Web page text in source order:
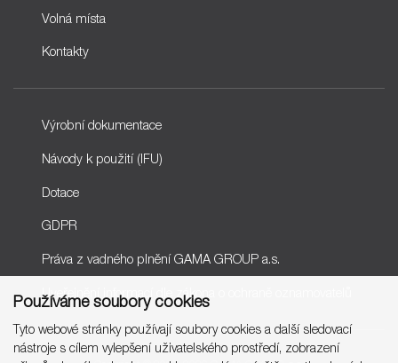
Používáme soubory cookies
Tyto webové stránky používají soubory cookies a další sledovací
nástroje s cílem vylepšení uživatelského prostředí, zobrazení
Volná místa
Kontakty
Výrobní dokumentace
Návody k použití (IFU)
Dotace
GDPR
Práva z vadného plnění GAMA GROUP a.s.
Uveřejnění informací dle zákona o ochraně oznamovatelů